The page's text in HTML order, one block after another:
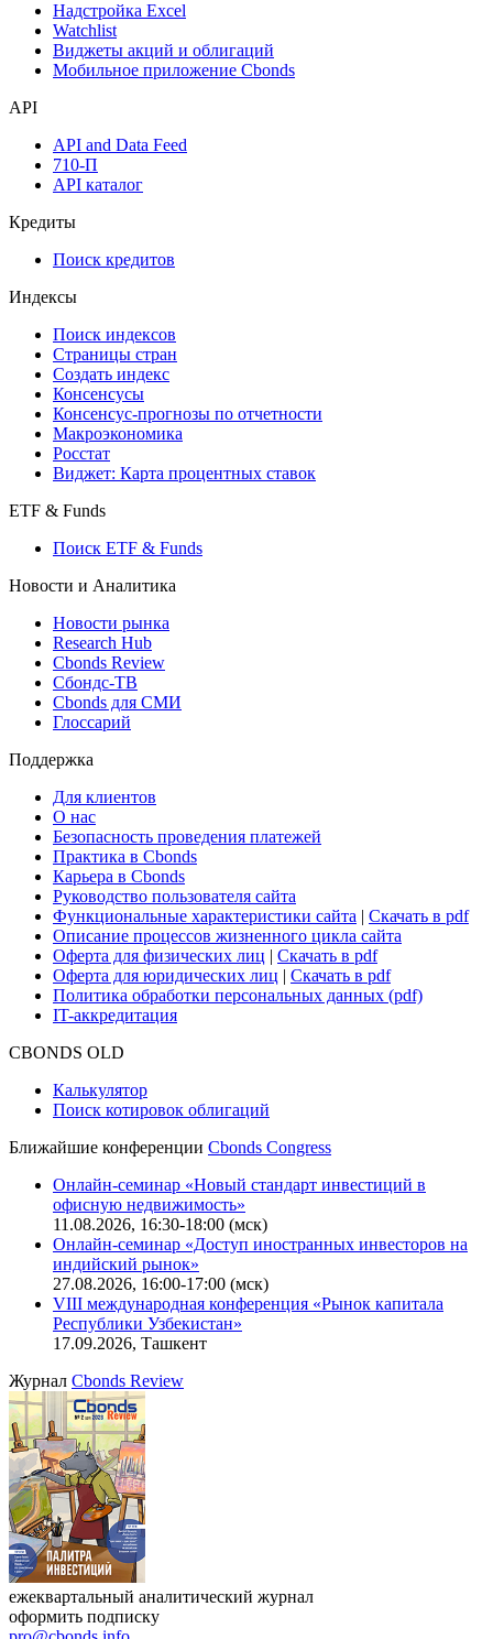
Календарь инвестора
Инструментарий
Мобильное приложение Cbonds
API
API and Data Feed
API каталог
Кредиты
Поиск кредитов
Индексы
Поиск индексов
Страницы стран
Создать индекс
Консенсусы
Макроэкономика
Виджет: Карта процентных ставок
ETF & Funds
Поиск ETF & Funds
Новости и Аналитика
Новости рынка
Research Hub
Сбондс-ТВ
Глоссарий
Поддержка
Для клиентов
О нас
Безопасность проведения платежей
Практика в Cbonds
Карьера в Cbonds
Руководство пользователя сайта
Функциональные характеристики сайта|Скачать в pdf
Описание процессов жизненного цикла сайта
Оферта для юридических лиц
IT-аккредитация
Поиск котировок облигаций
Ближайшие конференцииCbonds Congress
Онлайн-семинар «Новый стандарт инвестиций в
офисную недвижимость»
11.08.2026, 16:30-18:00 (мск)
Онлайн-семинар «Доступ иностранных инвесторов на
индийский рынок»
VIII международная конференция «Рынок капитала
Республики Узбекистан»
17.09.2026, Ташкент
ЖурналCbonds Review